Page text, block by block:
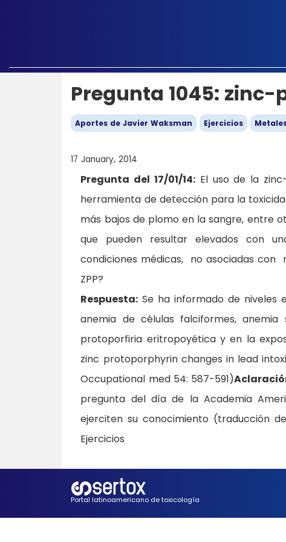
Pregunta 1045:
Aportes de Javier Waksman Ejercicios
17 January, 2014
Pregunta del 17/01/14: El uso de la
herramienta de detección para la
más bajos de plomo en la sangre, entre
que pueden resultar elevados con
condiciones médicas, no asociadas con
ZPP?
Respuesta: Se ha informado de niveles
anemia de células falciformes, anemia
protoporfiria eritropoyética y en la
zinc protoporphyrin changes in lead
Occupational med 54: 587-591)
pregunta del día de la Academia
ejerciten su conocimiento (traducción
Ejercicios
Portal latinoamericano de toxicología